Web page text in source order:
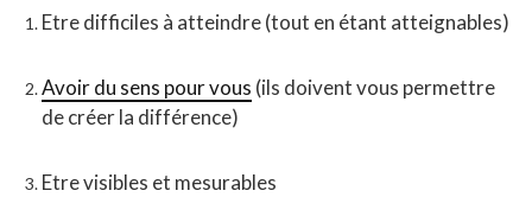
Etre difficiles à atteindre (tout en étant atteignables)
Avoir du sens pour vous (ils doivent vous permettre
de créer la différence)
Etre visibles et mesurables